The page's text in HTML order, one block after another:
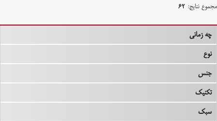
مجموع نتایج: ۶۲
چه زمانی
نوع
جنس
تکنیک
سبک